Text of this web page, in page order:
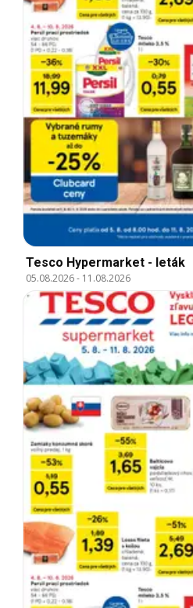
Tesco Hypermarket - leták
05.08.2026- 11.08.2026